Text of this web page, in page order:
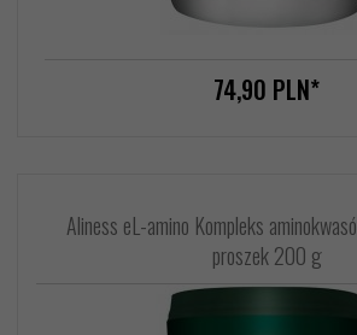
74,90 PLN*
Aliness eL-amino Kompleks
proszek 200 g